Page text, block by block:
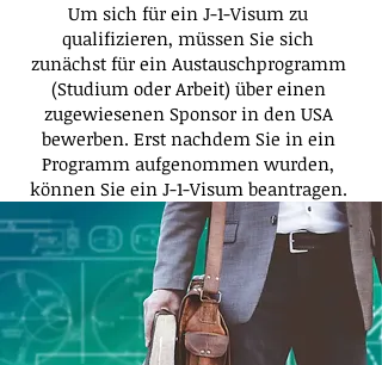
Um sich für ein J-1-Visum zu
qualifizieren, müssen Sie sich
zunächst für ein Austauschprogramm
(Studium oder Arbeit) über einen
zugewiesenen Sponsor in den USA
bewerben. Erst nachdem Sie in ein
Programm aufgenommen wurden,
können Sie ein J-1-Visum beantragen.